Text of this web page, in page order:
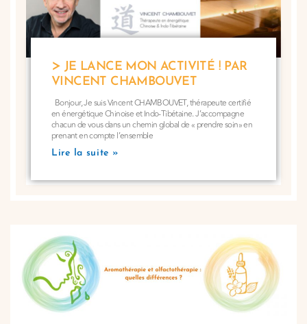
JE LANCE MON ACTIVITÉ ! PAR
VINCENT CHAMBOUVET
Bonjour, Je suis Vincent CHAMBOUVET, thérapeute certifié
en énergétique Chinoise et Indo-Tibétaine. J’accompagne
chacun de vous dans un chemin global de « prendre soin» en
prenant en compte l’ensemble
Lire la suite »